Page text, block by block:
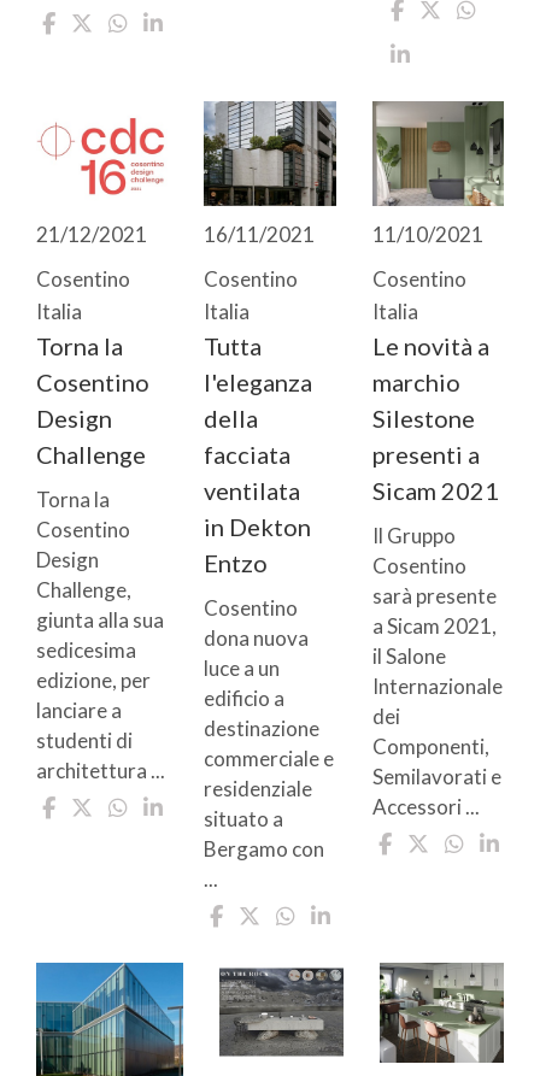
21/12/2021
Cosentino
Italia
Torna la
Cosentino
Design
Challenge
Torna la
Cosentino
Design
Challenge,
giunta alla sua
sedicesima
edizione, per
lanciare a
studenti di
architettura ...
16/11/2021
Cosentino
Italia
Tutta
l'eleganza
della
facciata
ventilata
in Dekton
Entzo
Cosentino
dona nuova
luce a un
edificio a
destinazione
commerciale e
residenziale
situato a
Bergamo con
...
11/10/2021
Cosentino
Italia
Le novità a
marchio
Silestone
presenti a
Sicam 2021
Il Gruppo
Cosentino
sarà presente
a Sicam 2021,
il Salone
Internazionale
dei
Componenti,
Semilavorati e
Accessori ...